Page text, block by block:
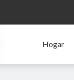
Hogar